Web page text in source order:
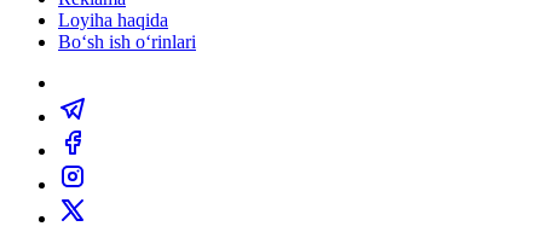
Loyiha haqida
Bo‘sh ish o‘rinlari